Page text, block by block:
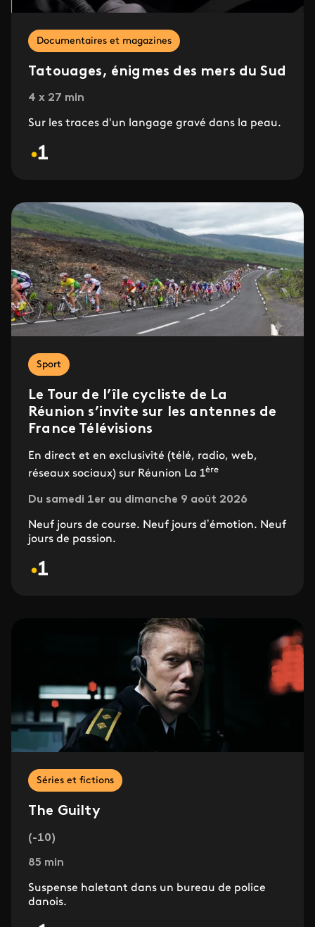
Documentaires et magazines
Tatouages, énigmes des mers du Sud
4 x 27 min
Sur les traces d'un langage gravé dans la peau.
Sport
Le Tour de l’île cycliste de La
Réunion s’invite sur les antennes de
France Télévisions
En direct et en exclusivité (télé, radio, web,
réseaux sociaux) sur Réunion La 1ère
Du samedi 1er au dimanche 9 août 2026
Neuf jours de course. Neuf jours d’émotion. Neuf
jours de passion.
Séries et fictions
The Guilty
(-10)
85 min
Suspense haletant dans un bureau de police
danois.